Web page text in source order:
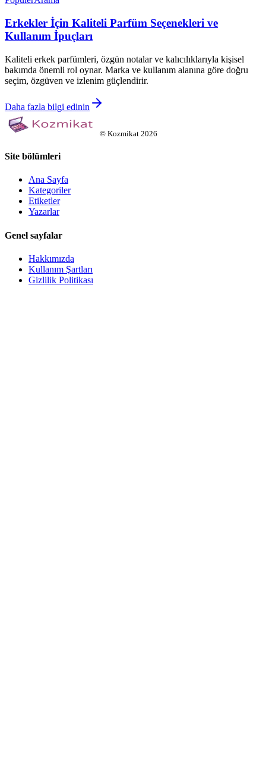
Erkekler İçin Kaliteli Parfüm Seçenekleri ve
Kullanım İpuçları
Kaliteli erkek parfümleri, özgün notalar ve kalıcılıklarıyla kişisel
bakımda önemli rol oynar. Marka ve kullanım alanına göre doğru
seçim, özgüven ve izlenim güçlendirir.
Daha fazla bilgi edinin
© Kozmikat 2026
Site bölümleri
Ana Sayfa
Kategoriler
Etiketler
Yazarlar
Genel sayfalar
Hakkımızda
Kullanım Şartları
Gizlilik Politikası